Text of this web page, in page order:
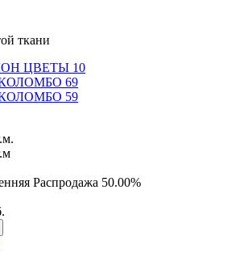
ткани
Распродажа 50.00%